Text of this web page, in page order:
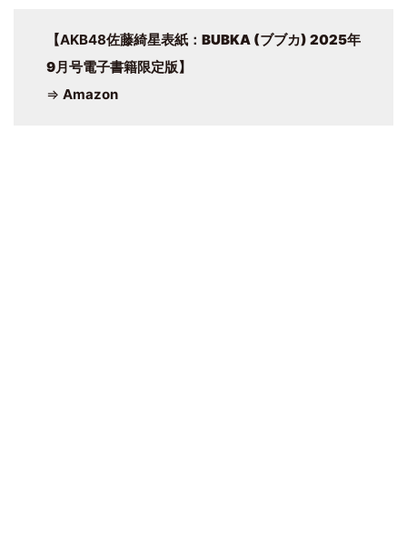
【AKB48佐藤綺星表紙： BUBKA (ブブカ) 2025年
9月号電子書籍限定版】
⇒ Amazon